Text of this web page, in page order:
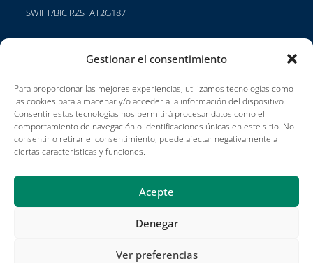
Gestionar el consentimiento
Para proporcionar las mejores experiencias, utilizamos tecnologías como
las cookies para almacenar y/o acceder a la información del dispositivo.
Consentir estas tecnologías nos permitirá procesar datos como el
comportamiento de navegación o identificaciones únicas en este sitio. No
consentir o retirar el consentimiento, puede afectar negativamente a
ciertas características y funciones.
Acepte
Denegar
Ver preferencias
SWIFT/BIC RZSTAT2G187
Carreras profesionales
Condiciones de uso
Impressum
Póngase en contacto con